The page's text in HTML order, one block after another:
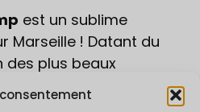
est un sublime
Marseille ! Datant du
des plus beaux
de la ville. Il a été